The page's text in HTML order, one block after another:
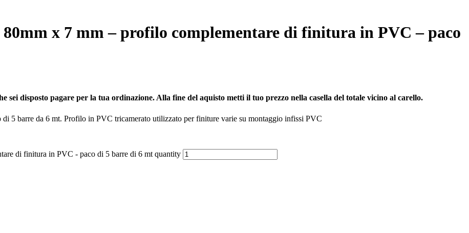
x 7 mm – profilo complementare di finitura in PVC – paco
disposto pagare per la tua ordinazione. Alla fine del aquisto metti il tuo prezzo nella casella del totale vicino al carello.
5 barre da 6 mt. Profilo in PVC tricamerato utilizzato per finiture varie su montaggio infissi PVC
di finitura in PVC - paco di 5 barre di 6 mt quantity